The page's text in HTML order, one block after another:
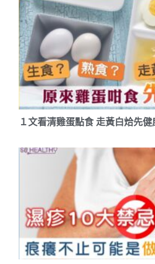
１文看清雞蛋點食 走黃白烚先健